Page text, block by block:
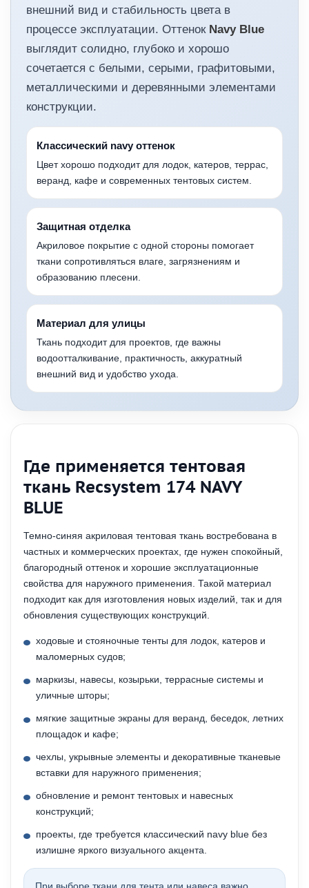
внешний вид и стабильность цвета в
процессе эксплуатации. Оттенок Navy Blue
выглядит солидно, глубоко и хорошо
сочетается с белыми, серыми, графитовыми,
металлическими и деревянными элементами
конструкции.
Классический navy оттенок
Цвет хорошо подходит для лодок, катеров, террас,
веранд, кафе и современных тентовых систем.
Защитная отделка
Акриловое покрытие с одной стороны помогает
ткани сопротивляться влаге, загрязнениям и
образованию плесени.
Материал для улицы
Ткань подходит для проектов, где важны
водоотталкивание, практичность, аккуратный
внешний вид и удобство ухода.
Где применяется тентовая
ткань Recsystem 174 NAVY
BLUE
Темно-синяя акриловая тентовая ткань востребована в
частных и коммерческих проектах, где нужен спокойный,
благородный оттенок и хорошие эксплуатационные
свойства для наружного применения. Такой материал
подходит как для изготовления новых изделий, так и для
обновления существующих конструкций.
ходовые и стояночные тенты для лодок, катеров и
маломерных судов;
маркизы, навесы, козырьки, террасные системы и
уличные шторы;
мягкие защитные экраны для веранд, беседок, летних
площадок и кафе;
чехлы, укрывные элементы и декоративные тканевые
вставки для наружного применения;
обновление и ремонт тентовых и навесных
конструкций;
проекты, где требуется классический navy blue без
излишне яркого визуального акцента.